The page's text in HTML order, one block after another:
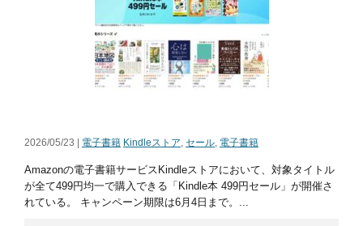
2026/05/23 | 電子書籍 Kindleストア, セール, 電子書籍
Amazonの電子書籍サービスKindleストアにおいて、対象タイトル
が全て499円均一で購入できる「Kindle本 499円セール」が開催さ
れている。 キャンペーン期限は6月4日まで。...